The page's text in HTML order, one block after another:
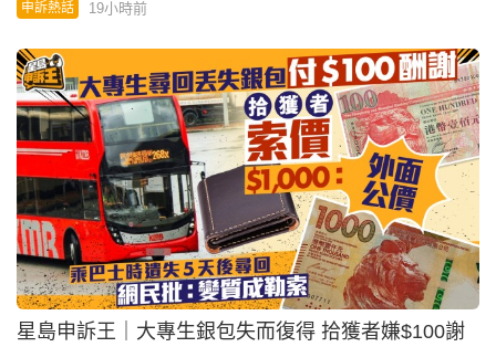
申訴熱話 19小時前
星島申訴王｜大專生銀包失而復得 拾獲者嫌$100謝